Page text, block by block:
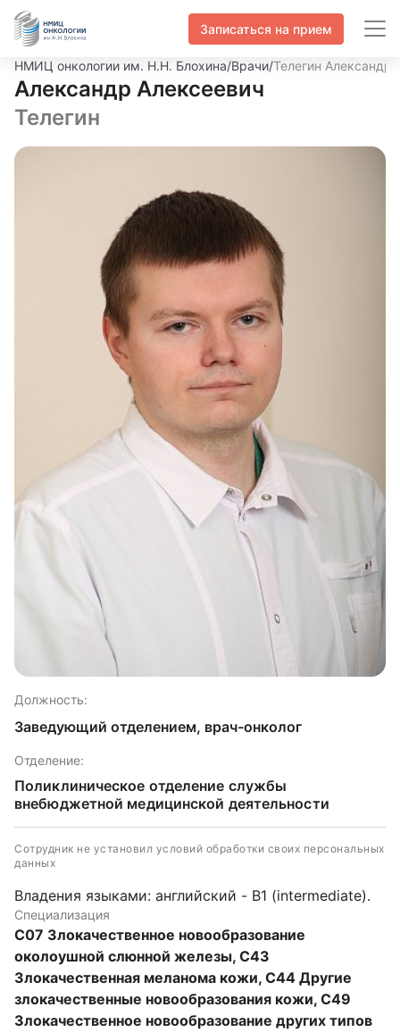
Записаться на прием
НМИЦ онкологии им. Н.Н. Блохина/Врачи/Телегин Александр
Александр Алексеевич
Телегин
Должность:
Заведующий отделением, врач-онколог
Отделение:
Поликлиническое отделение службы
внебюджетной медицинской деятельности
Сотрудник не установил условий обработки своих персональных
данных
Владения языками: английский - B1 (intermediate).
Специализация
C07 Злокачественное новообразование
околоушной слюнной железы, C43
Злокачественная меланома кожи, C44 Другие
злокачественные новообразования кожи, C49
Злокачественное новообразование других типов